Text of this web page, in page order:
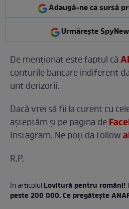
Adaugă-ne ca sursă
Urmărește
De menţionat este faptul că
conturile bancare indiferent
unt derizorii.
Dacă vrei să fii la curent cu
așteptăm și pe pagina de
Instagram. Ne poți da follow
R.P.
În articolulLovitură pentru români!
peste 200 000. Ce pregăteşte